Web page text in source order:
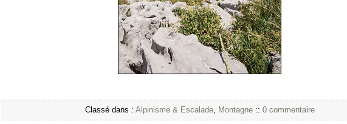
Classé dans : Alpinisme & Escalade, Montagne:: 0 commentaire